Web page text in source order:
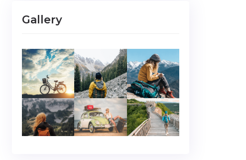
Gallery